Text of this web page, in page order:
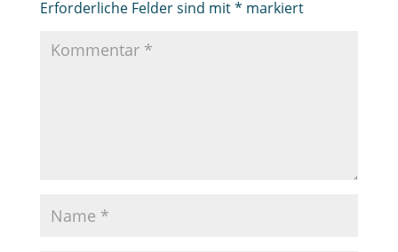
Erforderliche Felder sind mit* markiert